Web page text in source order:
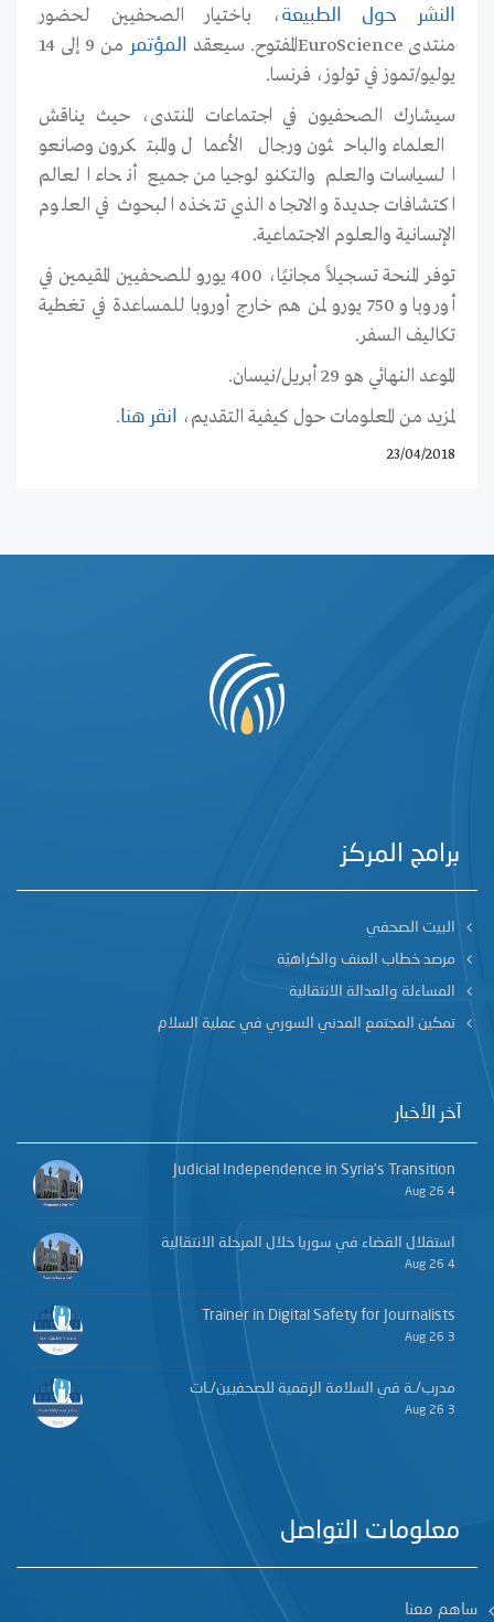
النشر حول الطبيعة ، باختيار الصحفيين لحضور
منتدى EuroScienceالمفتوح. سيعقد المؤتمر
من 9 إلى 14
يوليو/تموز في تولوز، فرنسا.
سيشارك الصحفيون في اجتماعات المنتدى، حيث يناقش
العلماء والباحثون ورجال الأعمال والمبتكرون وصانعو
السياسات والعلم والتكنولوجيا من جميع أنحاء العالم
اكتشافات جديدة والاتجاه الذي تتخذه البحوث في العلوم
الإنسانية والعلوم الاجتماعية.
توفر المنحة تسجيلاً مجانيًا، 400 يورو للصحفيين المقيمين في
أوروبا و 750 يورو لمن هم خارج أوروبا للمساعدة في تغطية
تكاليف السفر.
الموعد النهائي هو 29 أبريل/نيسان.
لمزيد من المعلومات حول كيفية التقديم،
انقر هنا.
23/04/2018
برامج المركز
البيت الصحفي
مرصد خطاب العنف والكراهيّة
المساءلة والعدالة الانتقالية
تمكين المجتمع المدني السوري في عملية السلام
آخر الأخبار
Judicial Independence in Syria’s Transition
4 Aug 26
استقلال القضاء في سوريا خلال المرحلة الانتقالية
4 Aug 26
Trainer in Digital Safety for Journalists
3 Aug 26
مدرب/ـة في السلامة الرقمية للصحفيين/ـات
3 Aug 26
معلومات التواصل
ساهم معنا